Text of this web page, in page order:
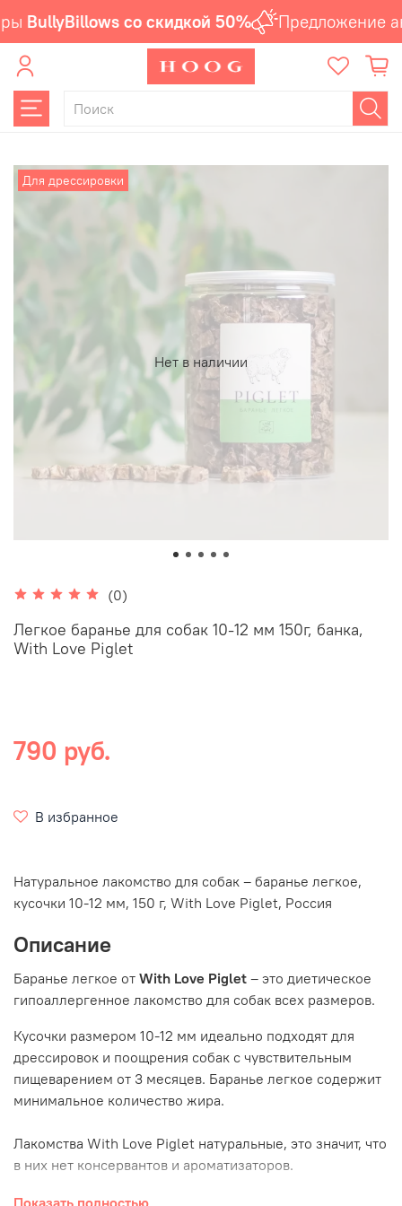
BullyBillows со скидкой 50% Предложение
Нет в наличии
Для дрессировки
(0)
Легкое баранье для собак 10-12 мм 150г, банка,
With Love Piglet
790 руб.
В избранное
Натуральное лакомство для собак – баранье легкое,
кусочки 10-12 мм, 150 г, With Love Piglet, Россия
Описание
Баранье легкое от With Love Piglet – это диетическое
гипоаллергенное лакомство для собак всех размеров.
Кусочки размером 10-12 мм идеально подходят для
дрессировок и поощрения собак с чувствительным
пищеварением от 3 месяцев. Баранье легкое содержит
минимальное количество жира.
Лакомства With Love Piglet натуральные, это значит, что
в них нет консервантов и ароматизаторов.
Показать полностью